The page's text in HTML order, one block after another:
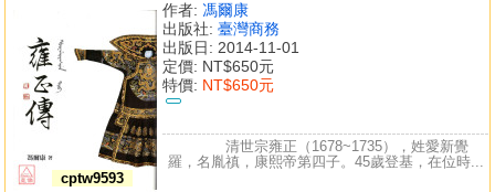
cptw9593
作者: 馮爾康
出版社: 臺灣商務
出版日: 2014-11-01
定價: NT$650元
特價: NT$650元
清世宗雍正（1678~1735），姓愛新覺
羅，名胤禛，康熙帝第四子。45歲登基，在位時...